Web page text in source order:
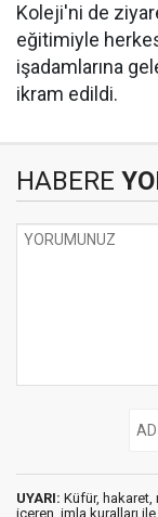
Koleji'ni de
eğitimiyle
işadamlarına
ikram edildi.
HABERE
UYARI: Küfür, hakaret,
içeren, imla kuralları ile